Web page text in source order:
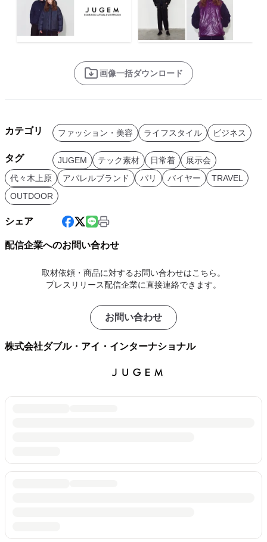
画像一括ダウンロード
カテゴリ ファッション・美容 ライフスタイル ビジネス
タグ JUGEM テック素材 日常着
展示会
代々木上原
アパレルブランド パリ バイヤー
TRAVEL
OUTDOOR
シェア
配信企業へのお問い合わせ
取材依頼・商品に対するお問い合わせはこちら。
プレスリリース配信企業に直接連絡できます。
お問い合わせ
株式会社ダブル・アイ・インターナショナル